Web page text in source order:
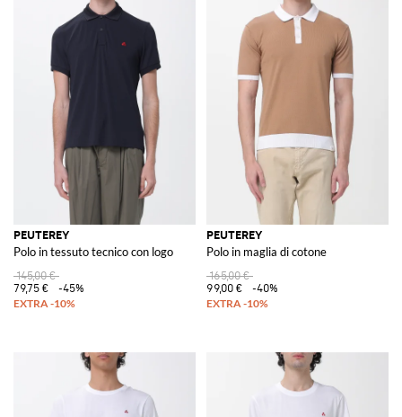
PEUTEREY
Polo in tessuto tecnico con logo
145,00 €
79,75 €
-45%
PEUTEREY
Polo in maglia di cotone
165,00 €
99,00 €
-40%